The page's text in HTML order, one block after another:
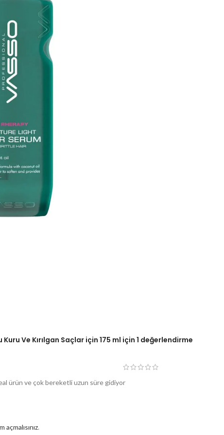
Ve Kırılgan Saçlar için 175 ml için 1 değerlendirme
ürün ve çok bereketli uzun süre gidiyor
açmalısınız.